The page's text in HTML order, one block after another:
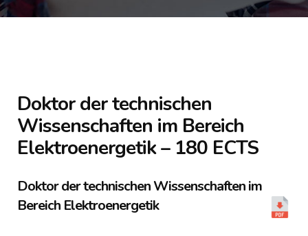
Doktor der technischen
Wissenschaften im Bereich
Elektroenergetik – 180 ECTS
Doktor der technischen Wissenschaften im
Bereich Elektroenergetik